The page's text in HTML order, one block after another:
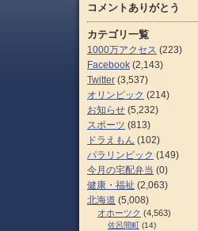
コメントありがとう
カテゴリ一覧
1000万アクセス (223)
Facebook (2,143)
Twitter (3,537)
オリンピック (214)
お知らせ (5,232)
スポーツ (813)
ドラえもん (102)
パラリンピック (149)
今月の宅配弁当 (0)
健康・福祉 (2,063)
北海道 (5,008)
オホーツク (4,563)
佐呂間町 (14)